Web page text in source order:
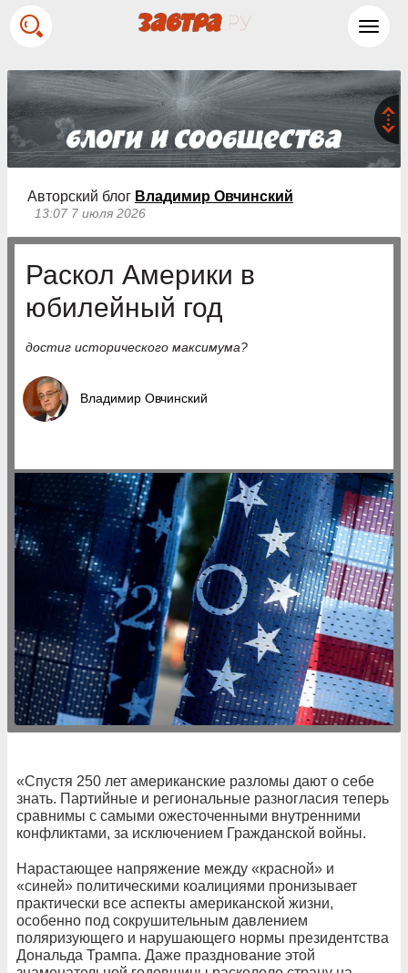
Авторский блог Владимир Овчинский
13:07 7 июля 2026
Раскол Америки в
юбилейный год
достиг исторического максимума?
Владимир Овчинский
«Спустя 250 лет американские разломы дают о себе
знать. Партийные и региональные разногласия теперь
сравнимы с самыми ожесточенными внутренними
конфликтами, за исключением Гражданской войны.
Нарастающее напряжение между «красной» и
«синей» политическими коалициями пронизывает
практически все аспекты американской жизни,
особенно под сокрушительным давлением
поляризующего и нарушающего нормы президентства
Дональда Трампа. Даже празднование этой